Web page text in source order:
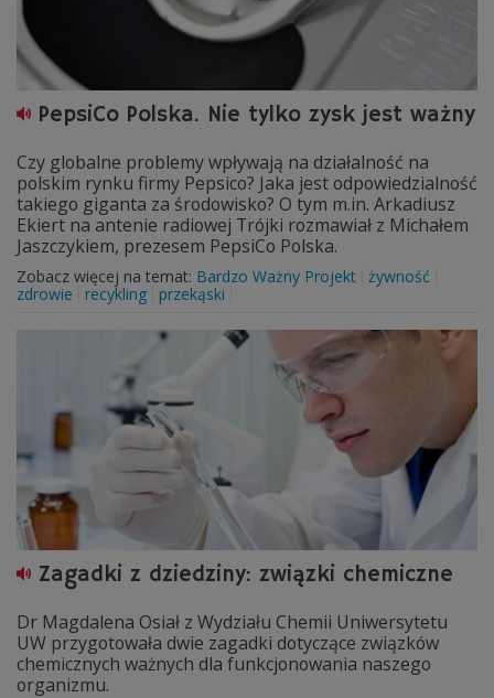
PepsiCo Polska. Nie tylko zysk jest ważny
Czy globalne problemy wpływają na działalność na
polskim rynku firmy Pepsico? Jaka jest odpowiedzialność
takiego giganta za środowisko? O tym m.in. Arkadiusz
Ekiert na antenie radiowej Trójki rozmawiał z Michałem
Jaszczykiem, prezesem PepsiCo Polska.
Zobacz więcej na temat: Bardzo Ważny Projekt żywność
zdrowie
recykling przekąski
Zagadki z dziedziny: związki chemiczne
Dr Magdalena Osiał z Wydziału Chemii Uniwersytetu
UW przygotowała dwie zagadki dotyczące związków
chemicznych ważnych dla funkcjonowania naszego
organizmu.